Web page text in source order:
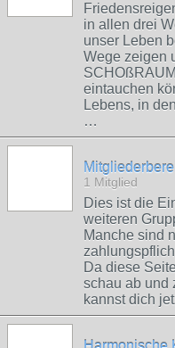
in allen drei
unser Leben
Wege zeigen
eintauchen
Lebens, in
…
1 Mitglied
Dies ist die
weiteren
Manche sind
Da diese
schau ab und
kannst dich